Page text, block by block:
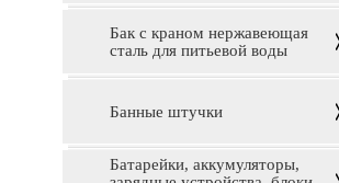
Бак с краном нержавеющая
сталь для питьевой воды
Банные штучки
Батарейки, аккумуляторы,